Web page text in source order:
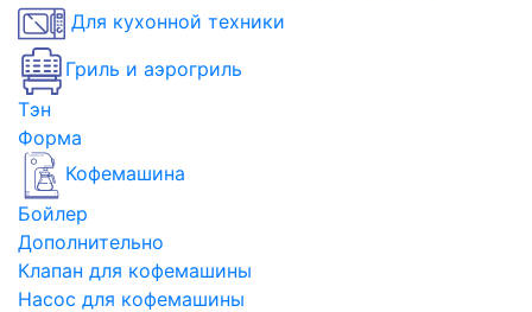
Для кухонной техники
Гриль и аэрогриль
Тэн
Форма
Кофемашина
Бойлер
Дополнительно
Клапан для кофемашины
Насос для кофемашины